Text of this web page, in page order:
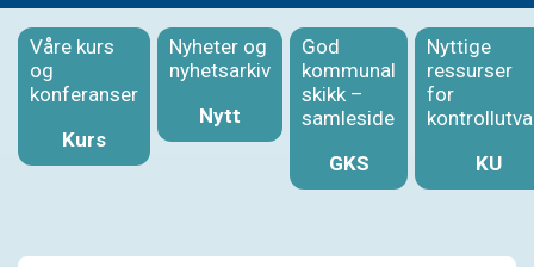
Våre kurs
og
konferanser
Kurs
Nyheter og
nyhetsarkiv
Nytt
God
kommunal
skikk –
samleside
GKS
Nyttige
ressurser
for
KU